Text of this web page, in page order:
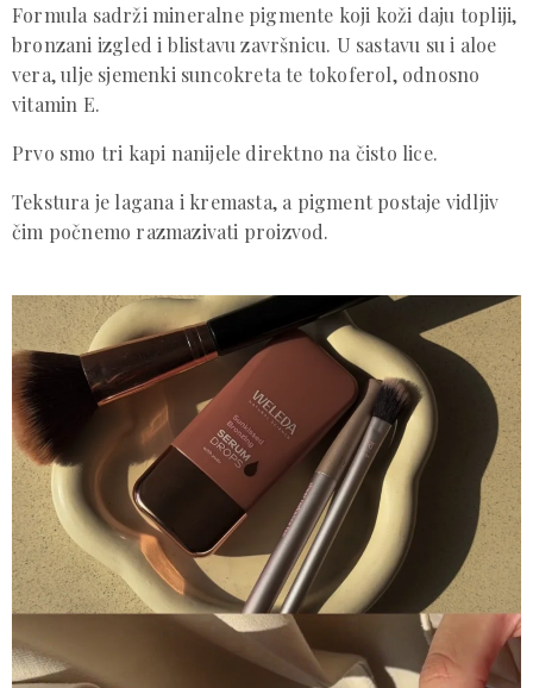
Formula sadrži mineralne pigmente koji koži daju topliji,
bronzani izgled i blistavu završnicu. U sastavu su i aloe
vera, ulje sjemenki suncokreta te tokoferol, odnosno
vitamin E.
Prvo smo tri kapi nanijele direktno na čisto lice.
Tekstura je lagana i kremasta, a pigment postaje vidljiv
čim počnemo razmazivati proizvod.